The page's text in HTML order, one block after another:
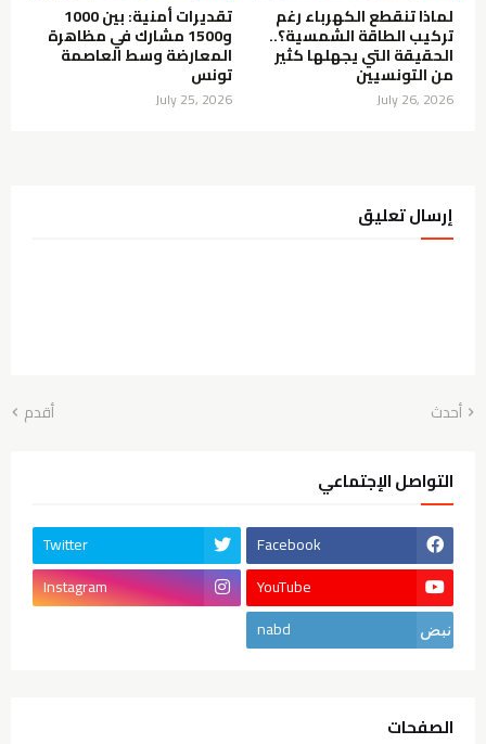
لماذا تنقطع الكهرباء رغم
تركيب الطاقة الشمسية؟..
الحقيقة التي يجهلها كثير
من التونسيين
July 26, 2026
تقديرات أمنية: بين 1000
و1500 مشارك في مظاهرة
المعارضة وسط العاصمة
تونس
July 25, 2026
إرسال تعليق
أحدث أقدم
التواصل الإجتماعي
Facebook
Twitter
YouTube
Instagram
nabd
الصفحات